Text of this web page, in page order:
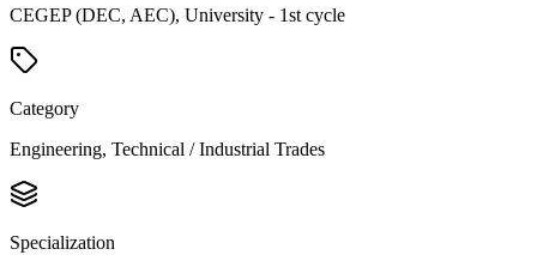
CEGEP (DEC, AEC), University - 1st cycle
Category
Engineering, Technical / Industrial Trades
Specialization